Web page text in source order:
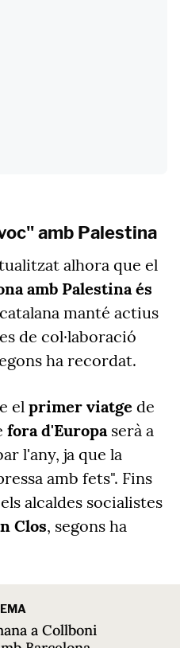
amb Palestina
alhora que el
amb Palestina és
manté actius
de col·laboració
ha recordat.
el primer viatge de
fora d'Europa serà a
l'any, ja que la
amb fets". Fins
alcaldes socialistes
Clos, segons ha
a Collboni